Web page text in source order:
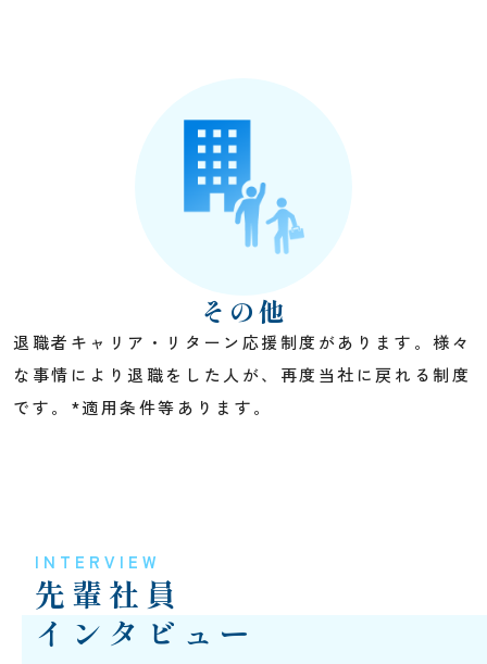
その他
退職者キャリア・リターン応援制度があります。様々
な事情により退職をした人が、再度当社に戻れる制度
です。*適用条件等あります。
INTERVIEW
先輩社員
インタビュー